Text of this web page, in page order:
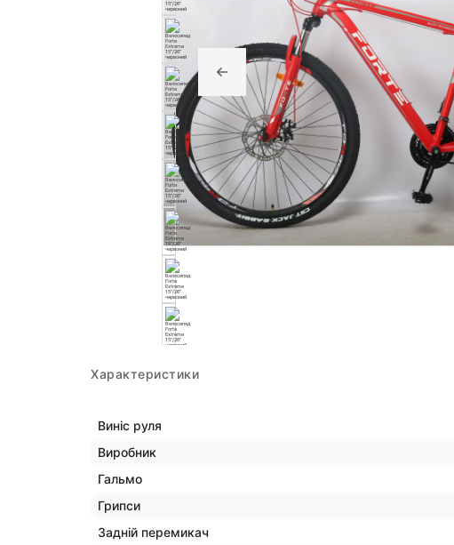
Характеристики
Виніс руля
Виробник
Гальмо
Грипси
Задній перемикач